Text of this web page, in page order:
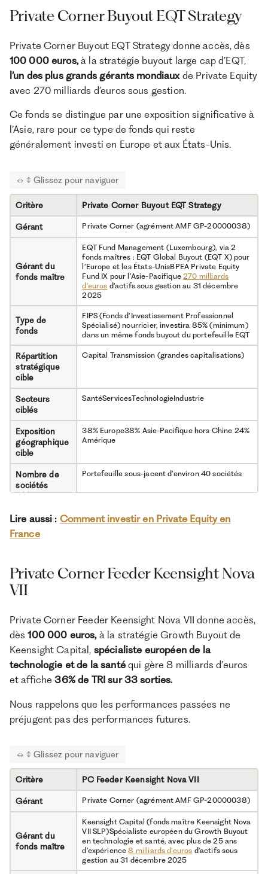
Sourcing Ardian (200 milliards de dollars sous
réalisés (Ion Beam Services, Synergie Cad
Group) qui valident la thèsePremier véhicule
patrimonial dédié à la chaîne de valeur des
semi-conducteurs européens (alignement avec
European Chips Act)
Inconvénients
conducteursDiversification limitée (10 à 15
sociétés)Illiquidité longue (jusqu’à 13
ans)Double couche de frais (nourricier + fonds
maître)
Private Corner Buyout EQT Strategy
Private Corner Buyout EQT Strategy donne accès, dès
100 000 euros,à la stratégie buyout large cap d’EQT,
l’un des plus grands gérants mondiaux de Private Equity
avec 270 milliards d’euros sous gestion.
Ce fonds se distingue par une exposition significative à
l’Asie, rare pour ce type de fonds qui reste
généralement investi en Europe et aux États-Unis.
Critère Private Corner Buyout EQT Strategy
Gérant Private Corner (agrément AMF GP-20000038)
Gérant du
fonds maître
EQT Fund Management (Luxembourg), via 2
fonds maîtres : EQT Global Buyout (EQT X) pour
l’Europe et les États-UnisBPEA Private Equity
Fund IX pour l’Asie-Pacifique270 milliards
d’euros d’actifs sous gestion au 31 décembre
2025
Type de
fonds
FIPS (Fonds d’Investissement Professionnel
Spécialisé) nourricier, investira 85% (minimum)
dans un même fonds buyout du portefeuille EQT
Répartition
stratégique
cible
Capital Transmission (grandes capitalisations)
Secteurs
ciblés
SantéServicesTechnologieIndustrie
Exposition
géographique
cible
38% Europe38% Asie-Pacifique hors Chine 24%
Amérique
Nombre de
sociétés
cibles
Portefeuille sous-jacent d’environ 40 sociétés
Rendement
TRI net : 17% par anMultiple net : x1,9 (objectifs
du gérant, non garantis)
souscription
31/12/2026
Durée de vie
Liquidité
Aucune sortie anticipée avant la liquidation du
fonds
Frais d’entrée
5% maximum (certaines plateformes en ligne
n’en facturent pas)
gestion
Commission
performance
Aucune au niveau du nourricierCarried interest
Avantage
fiscal
Aucun Non éligible au PEA, à l’assurance-vie
française ni au PER
Code ISIN FR001400WV43 (Parts A2)
risque
6 sur 7
SFDR
Non communiquée
Lire aussi : Comment investir en Private Equity en
France
Private Corner Feeder Keensight Nova
VII
Private Corner Feeder Keensight Nova VII donne accès,
dès100 000 euros, à la stratégie Growth Buyout de
Keensight Capital, spécialiste européen de la
technologie et de la santé qui gère 8 milliards d’euros
et affiche36% de TRI sur 33 sorties.
Nous rappelons que les performances passées ne
préjugent pas des performances futures.
Critère PC Feeder Keensight Nova VII
Gérant Private Corner (agrément AMF GP-20000038)
Gérant du
fonds maître
Keensight Capital (fonds maître Keensight Nova
VII SLP)Spécialiste européen du Growth Buyout
en technologie et santé, avec plus de 25 ans
d’expérience8 milliards d’euros d’actifs sous
gestion au 31 décembre 2025